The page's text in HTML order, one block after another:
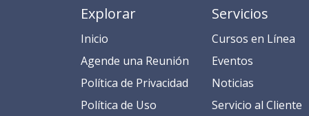
Explorar
Inicio
​​​​​​​​​​​​​​​​​​​​​​​​​​​​A​gend​e ​u​na​ Reunión​
​​​​​​P​o​l​ítica de Privacidad
​​​​​​​​​​​P​o​l​í​t​ic​a​ d​e ​U​so​
Servicios
​​​​​​​​​C​​ur​sos en​ ​L​í​ne​a​
​​E​​​​​v​ent​os​​​
​​​​​​N​o​t​ic​ia​s​
​​​​​​​​​​​​​​​​S​e​r​v​i​ci​o​ a​l ​Cl​ien​t​e​